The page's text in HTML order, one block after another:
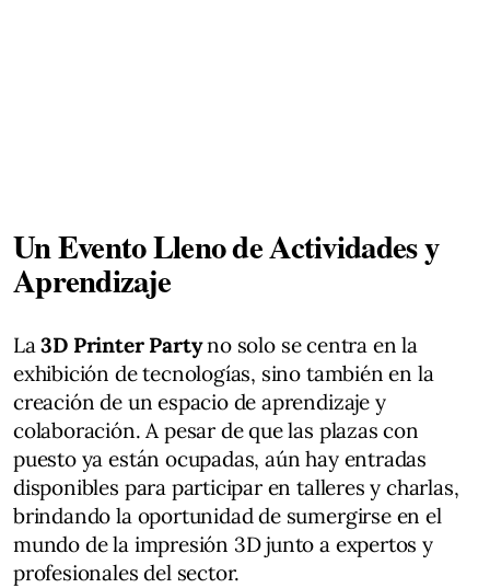
Un Evento Lleno de Actividades y
Aprendizaje
La3D Printer Partyno solo se centra en la
exhibición de tecnologías, sino también en la
creación de un espacio de aprendizaje y
colaboración. A pesar de que las plazas con
puesto ya están ocupadas, aún hay entradas
disponibles para participar en talleres y charlas,
brindando la oportunidad de sumergirse en el
mundo de la impresión 3D junto a expertos y
profesionales del sector.